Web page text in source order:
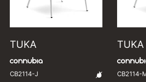
TUKA
CB2114-J
TUKA
CB2114-